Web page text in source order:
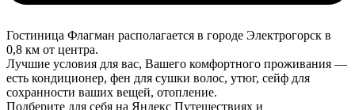
Гостиница Флагман располагается в городе Электрогорск в
0,8 км от центра.
Лучшие условия для вас, Вашего комфортного проживания —
есть кондиционер, фен для сушки волос, утюг, сейф для
сохранности ваших вещей, отопление.
Подберите для себя на Яндекс Путешествиях и